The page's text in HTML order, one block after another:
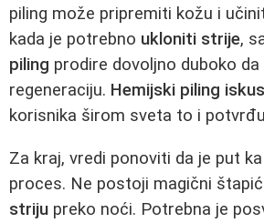
piling može pripremiti kožu i
kada je potrebno ukloniti strije,
piling prodire dovoljno duboko
regeneraciju. Hemijski piling
korisnika širom sveta to i
Za kraj, vredi ponoviti da je put ka
proces. Ne postoji magični
striju preko noći. Potrebna je